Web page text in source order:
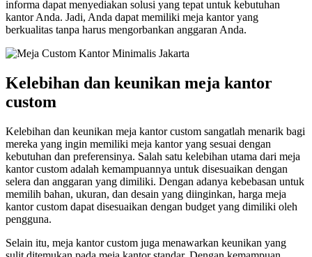
informa dapat menyediakan solusi yang tepat untuk kebutuhan
kantor Anda. Jadi, Anda dapat memiliki meja kantor yang
berkualitas tanpa harus mengorbankan anggaran Anda.
Kelebihan dan keunikan meja kantor
custom
Kelebihan dan keunikan meja kantor custom sangatlah menarik bagi
mereka yang ingin memiliki meja kantor yang sesuai dengan
kebutuhan dan preferensinya. Salah satu kelebihan utama dari meja
kantor custom adalah kemampuannya untuk disesuaikan dengan
selera dan anggaran yang dimiliki. Dengan adanya kebebasan untuk
memilih bahan, ukuran, dan desain yang diinginkan, harga meja
kantor custom dapat disesuaikan dengan budget yang dimiliki oleh
pengguna.
Selain itu, meja kantor custom juga menawarkan keunikan yang